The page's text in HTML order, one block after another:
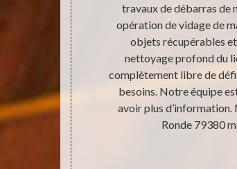
chez
travaux de débarras de
opération de vidage de
objets récupérables
nettoyage profond du
complètement libre de
besoins. Notre équipe
avoir plus d’information.
Ronde 79380